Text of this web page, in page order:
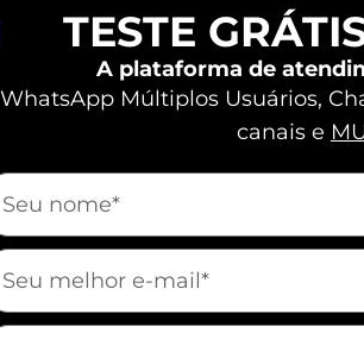
como integrar gatilhos
estratégias, você não apenas
se tornará uma
indústria. Vamos ao que
Mentais
B2Bdesempenham um
TESTE
A plataforma de
WhatsApp Múltiplos Usuários,
canais e